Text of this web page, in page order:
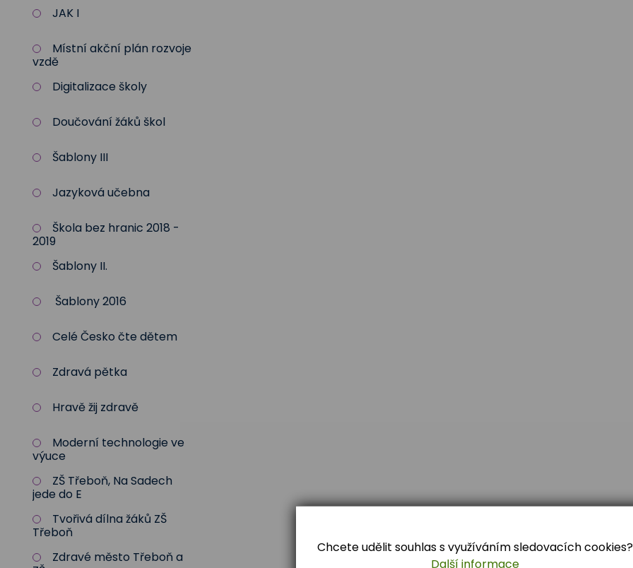
JAK I
Místní akční plán rozvoje
vzdě
Digitalizace školy
Doučování žáků škol
Šablony III
Jazyková učebna
Škola bez hranic 2018 -
2019
Šablony II.
Šablony 2016
Celé Česko čte dětem
Zdravá pětka
Hravě žij zdravě
Moderní technologie ve
výuce
ZŠ Třeboň, Na Sadech
jede do E
Tvořivá dílna žáků ZŠ
Třeboň
Zdravé město Třeboň a
Chcete udělit souhlas s využíváním sledovacích cookies?
Další informace